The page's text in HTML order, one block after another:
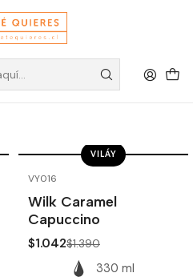
Filtros
VY016
VILÁY
Wilk Caramel
Capuccino
$1.042$1.390
330 ml